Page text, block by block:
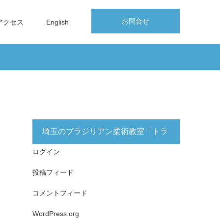
お問合せ
クセス English
埼玉のブラジリアン柔術教室「トラ
イフォース志木」無料体験実施中！
ログイン
投稿フィード
コメントフィード
WordPress.org